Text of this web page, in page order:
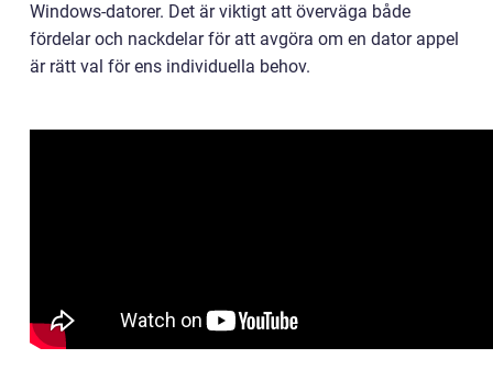
Windows-datorer. Det är viktigt att överväga både
fördelar och nackdelar för att avgöra om en dator appel
är rätt val för ens individuella behov.